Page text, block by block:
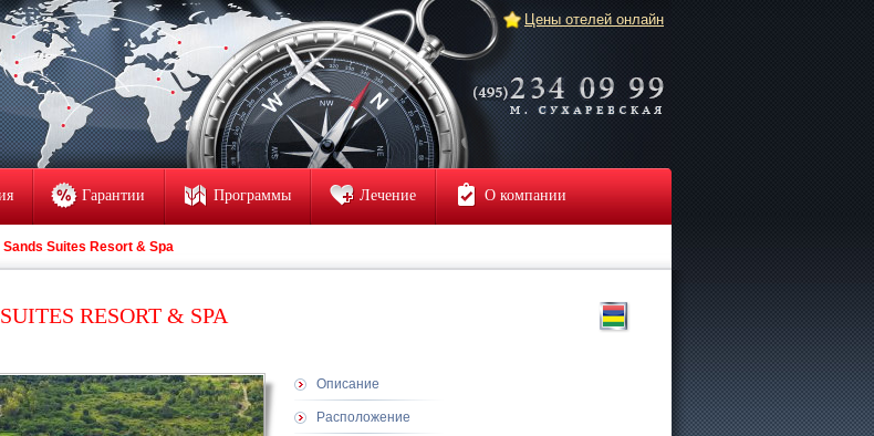
Цены отелей онлайн
Гарантии Программы Лечение О компании
Sands Suites Resort & Spa
RESORT & SPA
Описание
Расположение